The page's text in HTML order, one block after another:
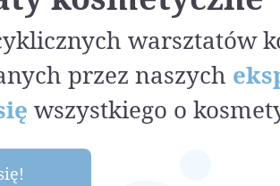
warsztatów
przez naszych
wszystkiego o